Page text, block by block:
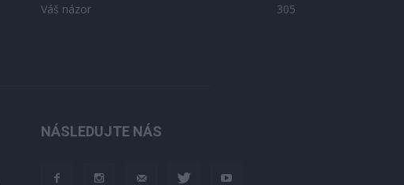
Váš názor
305
NÁSLEDUJTE NÁS